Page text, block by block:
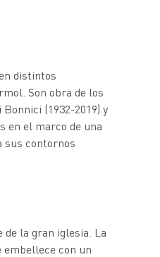
distintos
Son obra de los
(1932-2019) y
en el marco de una
sus contornos
la gran iglesia. La
embellece con un